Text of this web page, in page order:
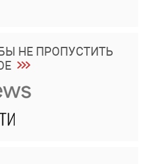
НЕ ПРОПУСТИТЬ